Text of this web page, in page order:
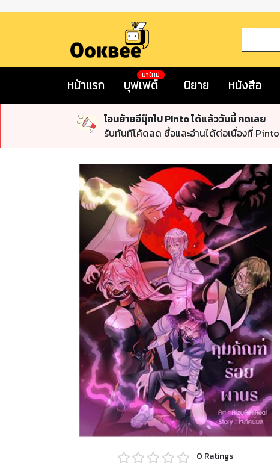
หน้าแรก บุฟเฟต์
มาใหม่
นิยาย หนังสือ
โอนย้ายอีบุ๊กไป Pinto ได้แล้ววันนี้ กดเลย
รับทันทีโค้ดลด ซื้อและอ่านได้ต่อเนื่องที่ Pinto
0 Ratings